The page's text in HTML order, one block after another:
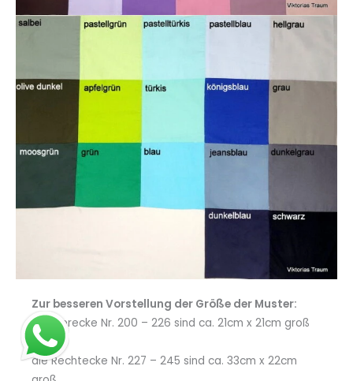
Zur besseren Vorstellung der Größe der Muster:
die Vierecke Nr. 200 – 226 sind ca. 21cm x 21cm groß
die Rechtecke Nr. 227 – 245 sind ca. 33cm x 22cm